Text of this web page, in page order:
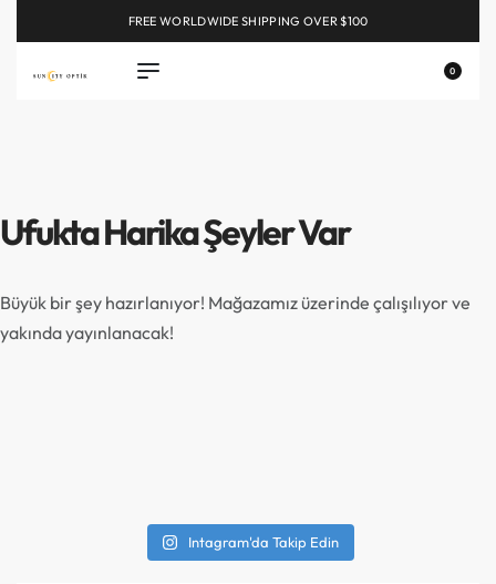
FREE WORLDWIDE SHIPPING OVER $100
0
Ufukta Harika Şeyler Var
Büyük bir şey hazırlanıyor! Mağazamız üzerinde çalışılıyor ve
yakında yayınlanacak!
Intagram'da Takip Edin